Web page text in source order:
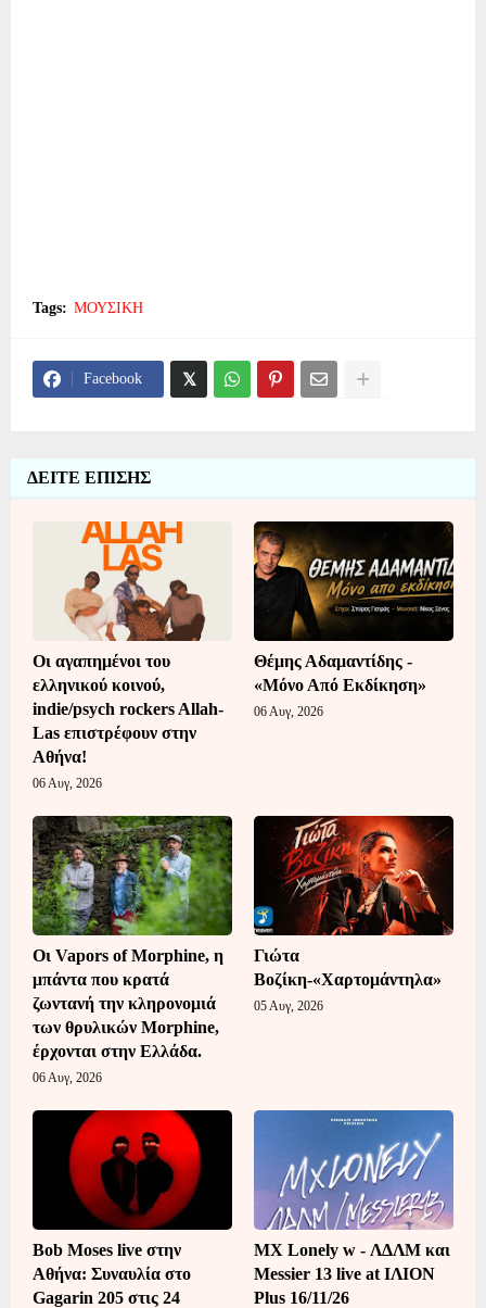
Tags: ΜΟΥΣΙΚΗ
Facebook
ΔΕΙΤΕ ΕΠΙΣΗΣ
Οι αγαπημένοι του
ελληνικού κοινού,
indie/psych rockers Allah-
Las επιστρέφουν στην
Αθήνα!
06 Αυγ, 2026
Θέμης Αδαμαντίδης -
«Μόνο Από Εκδίκηση»
06 Αυγ, 2026
Οι Vapors of Morphine, η
μπάντα που κρατά
ζωντανή την κληρονομιά
των θρυλικών Morphine,
έρχονται στην Ελλάδα.
06 Αυγ, 2026
Γιώτα
Βοζίκη-«Χαρτομάντηλα»
05 Αυγ, 2026
Bob Moses live στην
Αθήνα: Συναυλία στο
Gagarin 205 στις 24
MX Lonely w - ΛΔΛΜ και
Messier 13 live at ΙΛΙΟΝ
Plus 16/11/26